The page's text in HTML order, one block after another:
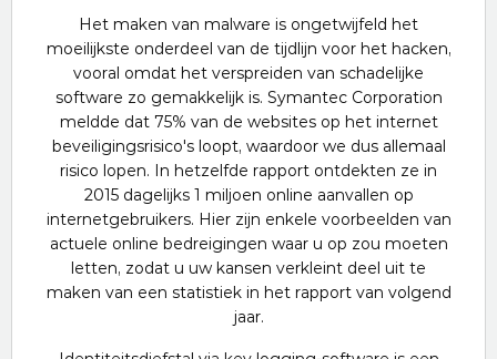
Het maken van malware is ongetwijfeld het
moeilijkste onderdeel van de tijdlijn voor het hacken,
vooral omdat het verspreiden van schadelijke
software zo gemakkelijk is. Symantec Corporation
meldde dat 75% van de websites op het internet
beveiligingsrisico's loopt, waardoor we dus allemaal
risico lopen. In hetzelfde rapport ontdekten ze in
2015 dagelijks 1 miljoen online aanvallen op
internetgebruikers. Hier zijn enkele voorbeelden van
actuele online bedreigingen waar u op zou moeten
letten, zodat u uw kansen verkleint deel uit te
maken van een statistiek in het rapport van volgend
jaar.